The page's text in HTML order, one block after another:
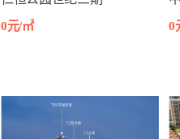
0元/㎡ 0